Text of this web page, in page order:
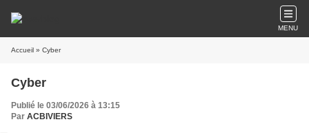
MENU
Accueil » Cyber
Cyber
Publié le 03/06/2026 à 13:15
Par ACBIVIERS